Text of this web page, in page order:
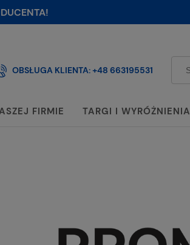
OBSŁUGA KLIENTA:+48 663195531
FIRMIE TARGI I WYRÓŻNIENIA